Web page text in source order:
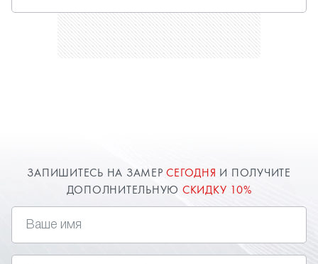
ЗАПИШИТЕСЬ НА ЗАМЕРСЕГОДНЯ И ПОЛУЧИТЕ
ДОПОЛНИТЕЛЬНУЮ СКИДКУ 10%